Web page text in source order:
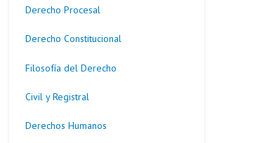
Derecho Procesal
Derecho Constitucional
Filosofía del Derecho
Civil y Registral
Derechos Humanos